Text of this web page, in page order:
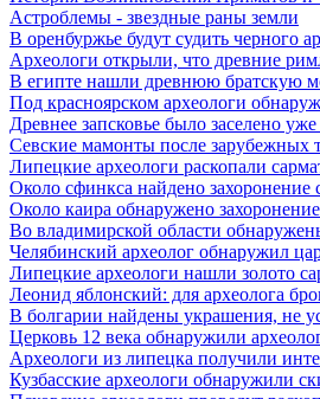
Астроблемы - звездные раны земли
В оренбуржье будут судить черного
Археологи открыли, что древние
В египте нашли древнюю братскую
Под красноярском археологи
Древнее запсковье было заселено
Севские мамонты после зарубежных
Липецкие археологи раскопали
Около сфинкса найдено захоронение
Около каира обнаружено
Во владимирской области
Челябинский археолог обнаружил
Липецкие археологи нашли золото
Леонид яблонский: для археолога
В болгарии найдены украшения, не
Церковь 12 века обнаружили
Археологи из липецка получили
Кузбасские археологи обнаружили